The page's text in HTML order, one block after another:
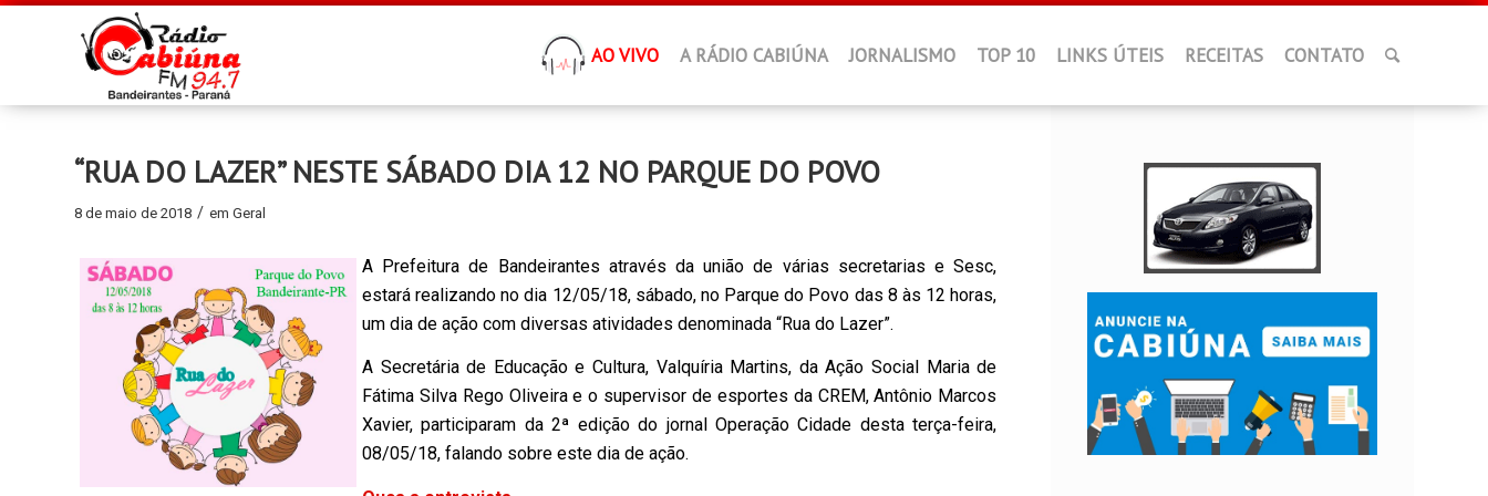
AO VIVO A RÁDIO CABIÚNA JORNALISMO TOP 10 LINKS ÚTEIS RECEITAS CONTATO
“RUA DO LAZER” NESTE SÁBADO DIA 12 NO PARQUE DO POVO
8 de maio de 2018 / em Geral
A Prefeitura de Bandeirantes através da união de várias secretarias e Sesc,
estará realizando no dia 12/05/18, sábado, no Parque do Povo das 8 às 12 horas,
um dia de ação com diversas atividades denominada “Rua do Lazer”.
A Secretária de Educação e Cultura, Valquíria Martins, da Ação Social Maria de
Fátima Silva Rego Oliveira e o supervisor de esportes da CREM, Antônio Marcos
Xavier, participaram da 2ª edição do jornal Operação Cidade desta terça-feira,
08/05/18, falando sobre este dia de ação.